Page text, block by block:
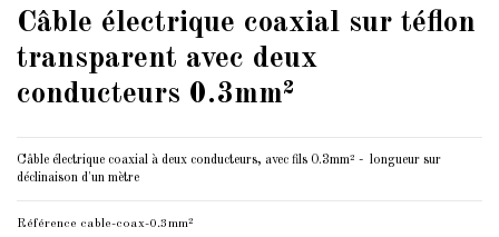
Câble électrique coaxial sur téflon
transparent avec deux
conducteurs 0.3mm²
Câble électrique coaxial à deux conducteurs, avec fils 0.3mm² - longueur sur
déclinaison d'un mètre
Référence cable-coax-0.3mm²